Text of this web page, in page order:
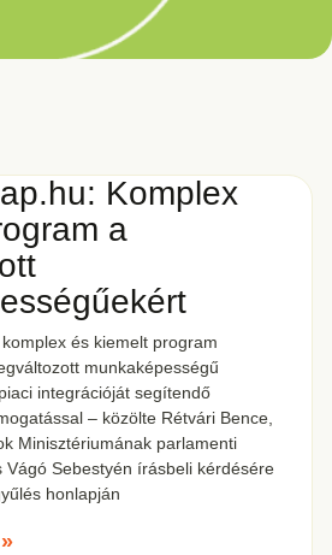
Komplex
a
és kiemelt program
munkaképességű
integrációját segítendő
– közölte Rétvári Bence,
Minisztériumának parlamenti
Vágó Sebestyén írásbeli kérdésére
honlapján